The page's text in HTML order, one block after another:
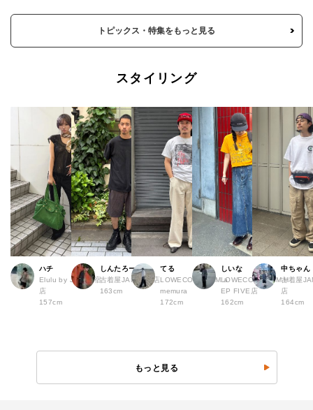
トピックス・特集をもっと見る
スタイリング
ハチ
Elulu by JAM 原宿
店
157cm
しんたろー
古着屋JAM 仙台店
163cm
てる
LOWECO by JAM a
memura
172cm
しいな
LOWECO by JAM H
EP FIVE店
162cm
中ちゃん
古着屋
店
164cm
もっと見る